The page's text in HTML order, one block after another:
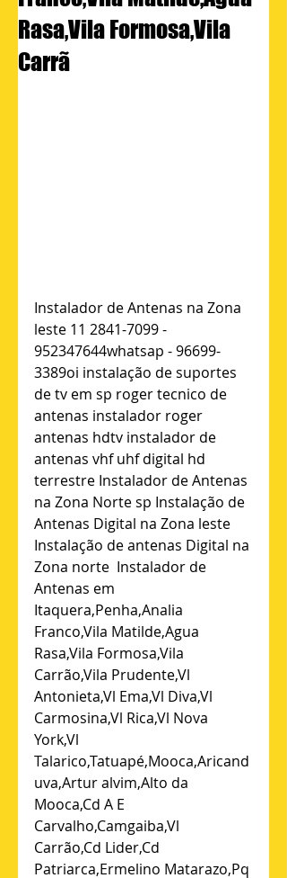
Rasa,Vila Formosa,Vila
Carrã
Instalador de Antenas na Zona
leste 11 2841-7099 -
952347644whatsap - 96699-
3389oi instalação de suportes
de tv em sp roger tecnico de
antenas instalador roger
antenas hdtv instalador de
antenas vhf uhf digital hd
terrestre Instalador de Antenas
na Zona Norte sp Instalação de
Antenas Digital na Zona leste
Instalação de antenas Digital na
Zona norte  Instalador de
Antenas em
Itaquera,Penha,Analia
Franco,Vila Matilde,Agua
Rasa,Vila Formosa,Vila
Carrão,Vila Prudente,Vl
Antonieta,Vl Ema,Vl Diva,Vl
Carmosina,Vl Rica,Vl Nova
York,Vl
Talarico,Tatuapé,Mooca,Aricand
uva,Artur alvim,Alto da
Mooca,Cd A E
Carvalho,Camgaiba,Vl
Carrão,Cd Lider,Cd
Patriarca,Ermelino Matarazo,Pq